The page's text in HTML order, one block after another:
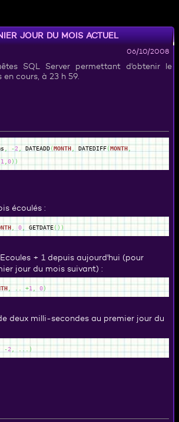
jour du mois actuel
06/10/2008
SQL Server permettant d'obtenir le
cours, à 23 h 59.
-2 DATEADD(MONTH DATEDIFF(MONTH
1 0) )
écoulés :
0 GETDATE( ) )
+ 1 depuis aujourd'hui (pour
jour du mois suivant) :
+1 0)
deux milli-secondes au premier jour du
-2 )